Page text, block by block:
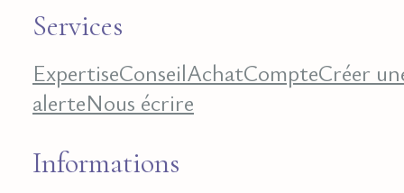
Services
ExpertiseConseilAchatCompteCréer
alerteNous écrire
Informations